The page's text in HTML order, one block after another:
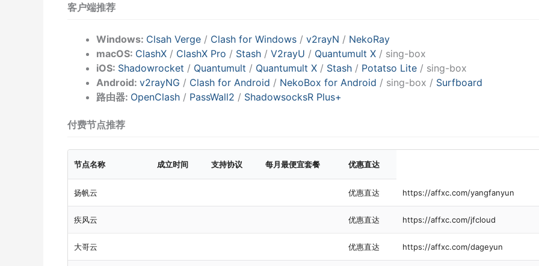
客户端推荐
Windows: Clsah Verge / Clash for Windows / v2rayN / NekoRay
macOS: ClashX / ClashX Pro / Stash / V2rayU / Quantumult X / sing-box
iOS: Shadowrocket / Quantumult / Quantumult X / Stash / Potatso Lite / sing-box
Android: v2rayNG / Clash for Android / NekoBox for Android / sing-box / Surfboard
路由器: OpenClash / PassWall2 / ShadowsocksR Plus+
付费节点推荐
节点名称 成立时间 支持协议 每月最便宜套餐 优惠直达
扬帆云 优惠直达 https://affxc.com/yangfanyun
疾风云 优惠直达 https://affxc.com/jfcloud
大哥云 优惠直达 https://affxc.com/dageyun